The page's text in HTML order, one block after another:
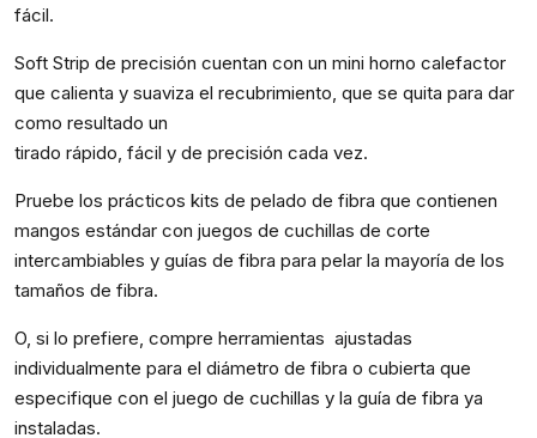
fácil.
Soft Strip de precisión cuentan con un mini horno calefactor
que calienta y suaviza el recubrimiento, que se quita para dar
como resultado un
tirado rápido, fácil y de precisión cada vez.
Pruebe los prácticos kits de pelado de fibra que contienen
mangos estándar con juegos de cuchillas de corte
intercambiables y guías de fibra para pelar la mayoría de los
tamaños de fibra.
O, si lo prefiere, compre herramientas ajustadas
individualmente para el diámetro de fibra o cubierta que
especifique con el juego de cuchillas y la guía de fibra ya
instaladas.